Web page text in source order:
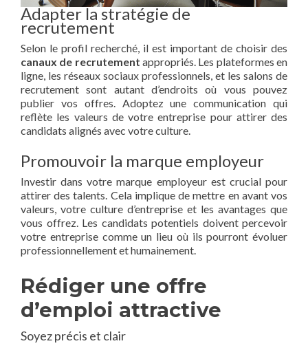
Adapter la stratégie de
recrutement
Selon le profil recherché, il est important de choisir des
canaux de recrutement appropriés. Les plateformes en
ligne, les réseaux sociaux professionnels, et les salons de
recrutement sont autant d’endroits où vous pouvez
publier vos offres. Adoptez une communication qui
reflète les valeurs de votre entreprise pour attirer des
candidats alignés avec votre culture.
Promouvoir la marque employeur
Investir dans votre marque employeur est crucial pour
attirer des talents. Cela implique de mettre en avant vos
valeurs, votre culture d’entreprise et les avantages que
vous offrez. Les candidats potentiels doivent percevoir
votre entreprise comme un lieu où ils pourront évoluer
professionnellement et humainement.
Rédiger une offre
d’emploi attractive
Soyez précis et clair